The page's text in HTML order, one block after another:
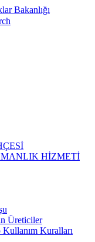
HİZMETİ
Üreticiler
Kuralları